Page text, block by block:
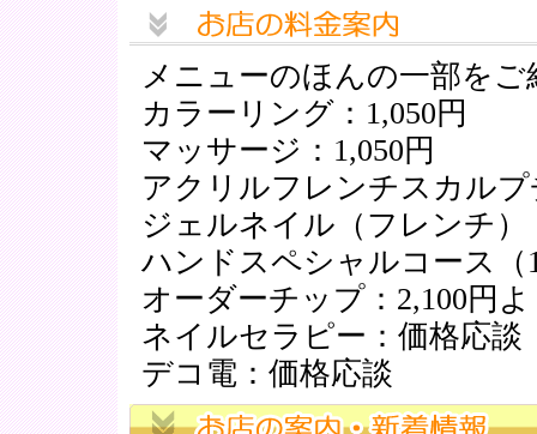
メニューのほんの一部をご
カラーリング：1,050円
マッサージ：1,050円
アクリルフレンチスカルプ
ジェルネイル（フレンチ）
ハンドスペシャルコース（
オーダーチップ：2,100円
ネイルセラピー：価格応談
デコ電：価格応談